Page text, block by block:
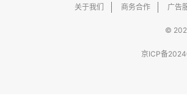
关于我们 商务合作 广告
©
京ICP备